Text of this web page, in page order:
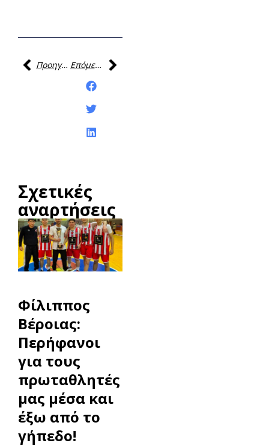
Προηγούμενη
Επόμενη
Σχετικές
αναρτήσεις
Φίλιππος
Βέροιας:
Περήφανοι
για τους
πρωταθλητές
μας μέσα και
έξω από το
γήπεδο!